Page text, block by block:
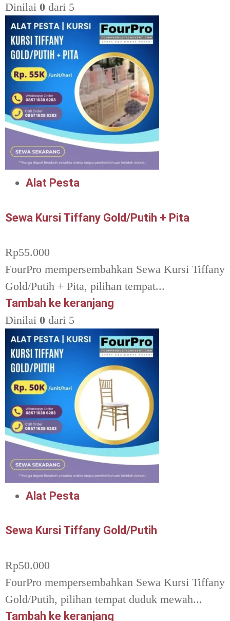
Dinilai 0 dari 5
Alat Pesta
Sewa Kursi Tiffany Gold/Putih + Pita
Rp55.000
FourPro mempersembahkan Sewa Kursi Tiffany
Gold/Putih + Pita, pilihan tempat...
Tambah ke keranjang
Dinilai 0 dari 5
Alat Pesta
Sewa Kursi Tiffany Gold/Putih
Rp50.000
FourPro mempersembahkan Sewa Kursi Tiffany
Gold/Putih, pilihan tempat duduk mewah...
Tambah ke keranjang